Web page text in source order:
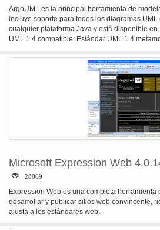
ArgoUML es la principal herramienta de
incluye soporte para todos los diagramas UML
cualquier plataforma Java y está disponible
UML 1.4 compatible. Estándar UML 1.4
GIF, PNG, PS, EPS, PGML y SVG. Diagrama
OCL apoyo. Ingeniería hacia adelante.
importación inversa. Soporte cognitivo.
Microsoft Expression Web
28069
Expression Web es una completa herramienta
desarrollar y publicar sitios web convincente,
ajusta a los estándares web.